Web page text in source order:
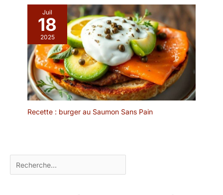
notamment les
réceptions. Utilisation
polyvalente : ces pics à
cocktail peuvent servir
de pics à amuse-
bouches, de brochettes
de viande ou de fruits.
Suffisamment longs et
résistants, ils vous
permettent d'embrocher
facilement toutes sortes
Consignes de sécurité :
Juil
18
2025
Recette : burger au Saumon Sans Pain
Rechercher